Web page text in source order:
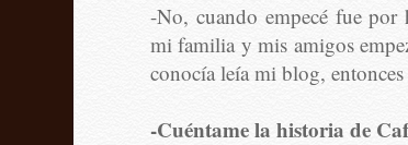
-No, cuando empecé fue por
mi familia y mis amigos
conocía leía mi blog,
-Cuéntame la historia de